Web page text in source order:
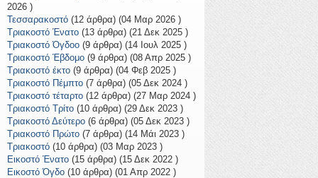
2026 )
Τεσσαρακοστό (12 άρθρα) (04 Μαρ 2026 )
Τριακοστό Ένατο (13 άρθρα) (21 Δεκ 2025 )
Τριακοστό Όγδοο (9 άρθρα) (14 Ιουλ 2025 )
Τριακοστό Έβδομο (9 άρθρα) (08 Απρ 2025 )
Τριακοστό έκτο (9 άρθρα) (04 Φεβ 2025 )
Τριακοστό Πέμπτο (7 άρθρα) (05 Δεκ 2024 )
Τριακοστό τέταρτο (12 άρθρα) (27 Μαρ 2024 )
Τριακοστό Τρίτο (10 άρθρα) (29 Δεκ 2023 )
Τριακοστό Δεύτερο (6 άρθρα) (05 Δεκ 2023 )
Τριακοστό Πρώτο (7 άρθρα) (14 Μάι 2023 )
Τριακοστό (10 άρθρα) (03 Μαρ 2023 )
Εικοστό Ένατο (15 άρθρα) (15 Δεκ 2022 )
Εικοστό Όγδο (10 άρθρα) (01 Απρ 2022 )